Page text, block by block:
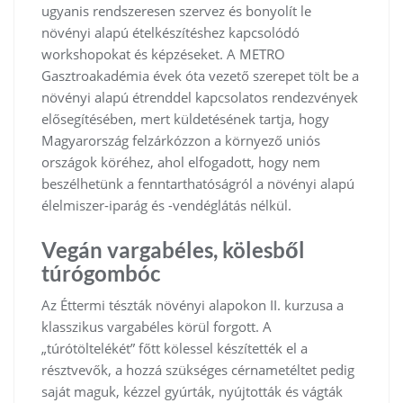
ugyanis rendszeresen szervez és bonyolít le
növényi alapú ételkészítéshez kapcsolódó
workshopokat és képzéseket. A METRO
Gasztroakadémia évek óta vezető szerepet tölt be a
növényi alapú étrenddel kapcsolatos rendezvények
elősegítésében, mert küldetésének tartja, hogy
Magyarország felzárkózzon a környező uniós
országok köréhez, ahol elfogadott, hogy nem
beszélhetünk a fenntarthatóságról a növényi alapú
élelmiszer-iparág és -vendéglátás nélkül.
Vegán vargabéles, kölesből
túrógombóc
Az Éttermi tészták növényi alapokon II. kurzusa a
klasszikus vargabéles körül forgott. A
„túrótöltelékét” főtt kölessel készítették el a
résztvevők, a hozzá szükséges cérnametéltet pedig
saját maguk, kézzel gyúrták, nyújtották és vágták